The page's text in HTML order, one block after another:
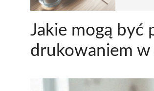
Jakie mogą być
drukowaniem w